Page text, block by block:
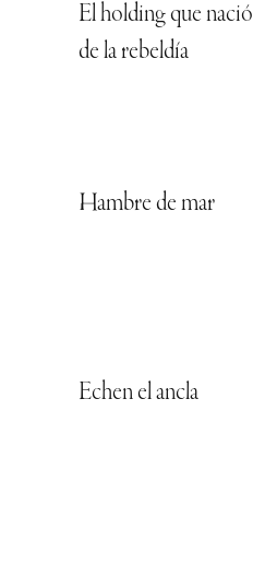
El holding que nació
de la rebeldía
Hambre de mar
Echen el ancla